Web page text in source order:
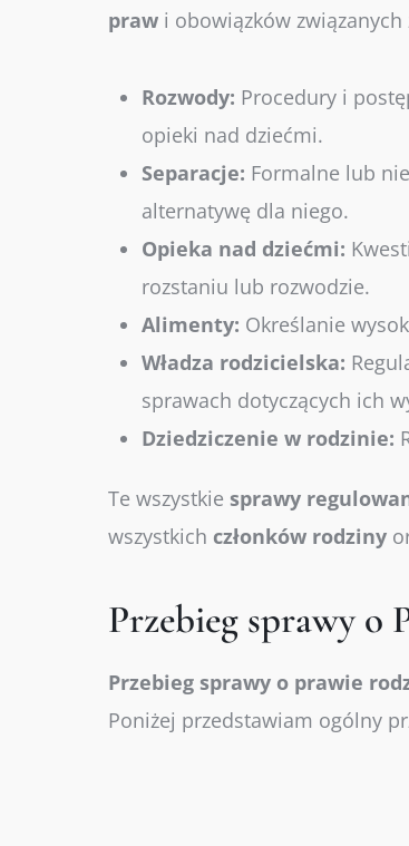
praw i obowiązków związanych
Rozwody: Procedury i
opieki nad dziećmi.
Separacje: Formalne lub
alternatywę dla niego.
Opieka nad dziećmi:
rozstaniu lub rozwodzie.
Alimenty: Określanie
Władza rodzicielska:
sprawach dotyczących ich
Dziedziczenie w rodzinie:
Te wszystkie sprawy
wszystkich członków rodziny
Przebieg sprawy o
Przebieg sprawy o prawie
Poniżej przedstawiam ogólny